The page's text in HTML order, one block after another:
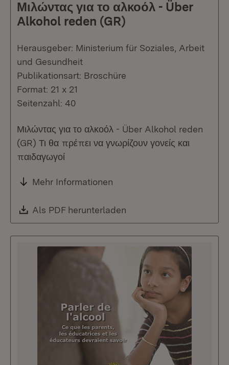
Μιλώντας για το αλκοόλ - Über
Alkohol reden (GR)
Herausgeber: Ministerium für Soziales, Arbeit
und Gesundheit
Publikationsart: Broschüre
Format: 21 x 21
Seitenzahl: 40
Μιλώντας για το αλκοόλ - Über Alkohol reden
(GR) Τι θα πρέπει να γνωρίζουν γονείς και
παιδαγωγοί
Mehr Informationen
Download:
Als PDF herunterladen